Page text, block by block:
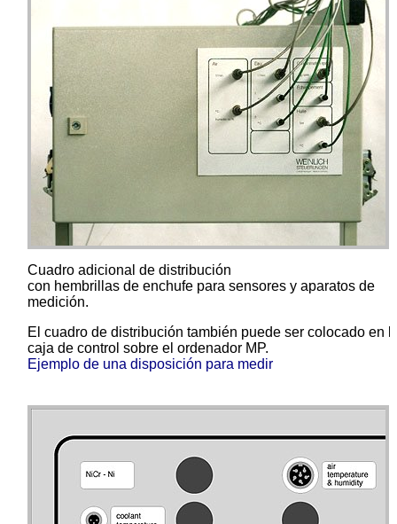
Cuadro adicional de distribución
con hembrillas de enchufe para sensores y aparatos de
medición.
El cuadro de distribución también puede ser colocado en
caja de control sobre el ordenador MP.
Ejemplo de una disposición para medir